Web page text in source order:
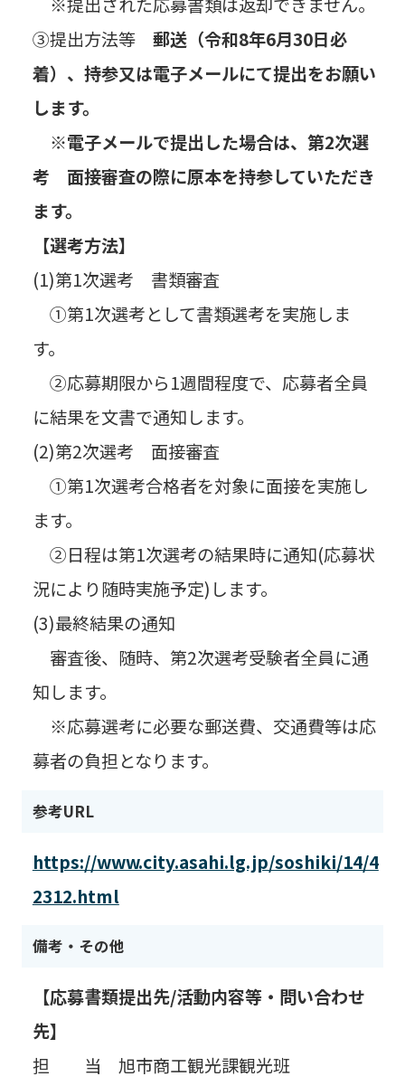
③提出方法等 郵送（令和8年6月30日必
着）、持参又は電子メールにて提出をお願い
します。
※電子メールで提出した場合は、第2次選
考 面接審査の際に原本を持参していただき
ます。
【選考方法】
(1)第1次選考 書類審査
①第1次選考として書類選考を実施しま
す。
②応募期限から1週間程度で、応募者全員
に結果を文書で通知します。
(2)第2次選考 面接審査
①第1次選考合格者を対象に面接を実施し
ます。
②日程は第1次選考の結果時に通知(応募状
況により随時実施予定)します。
(3)最終結果の通知
審査後、随時、第2次選考受験者全員に通
知します。
※応募選考に必要な郵送費、交通費等は応
募者の負担となります。
参考URL
https://www.city.asahi.lg.jp/soshiki/14/4
2312.html
備考・その他
【応募書類提出先/活動内容等・問い合わせ
先】
担 当 旭市商工観光課観光班